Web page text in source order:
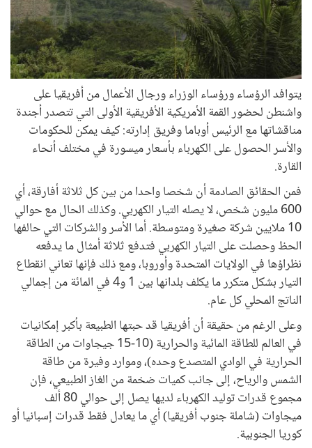
يتوافد الرؤساء ورؤساء الوزراء ورجال الأعمال من أفريقيا على
واشنطن لحضور القمة الأمريكية الأفريقية الأولى التي تتصدر أجندة
مناقشاتها مع الرئيس أوباما وفريق إدارته: كيف يمكن للحكومات
والأسر الحصول على الكهرباء بأسعار ميسورة في مختلف أنحاء
القارة.
فمن الحقائق الصادمة أن شخصا واحدا من بين كل ثلاثة أفارقة، أي
600 مليون شخص، لا يصله التيار الكهربي. وكذلك الحال مع حوالي
10 ملايين شركة صغيرة ومتوسطة. أما الأسر والشركات التي حالفها
الحظ وحصلت على التيار الكهربي فتدفع ثلاثة أمثال ما يدفعه
نظراؤها في الولايات المتحدة وأوروبا، ومع ذلك فإنها تعاني انقطاع
التيار بشكل متكرر ما يكلف بلدانها بين 1 و4 في المائة من إجمالي
الناتج المحلي كل عام.
وعلى الرغم من حقيقة أن أفريقيا قد حبتها الطبيعة بأكبر إمكانيات
في العالم للطاقة المائية والحرارية (10-15 جيجاوات من الطاقة
الحرارية في الوادي المتصدع وحده)، وموارد وفيرة من طاقة
الشمس والرياح، إلى جانب كميات ضخمة من الغاز الطبيعي، فإن
مجموع قدرات توليد الكهرباء لديها يصل إلى حوالي 80 ألف
ميجاوات (شاملة جنوب أفريقيا) أي ما يعادل فقط قدرات إسبانيا أو
كوريا الجنوبية.